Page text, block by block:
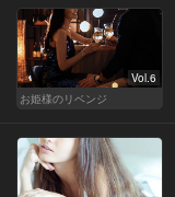
Vol.6
お姫様のリベンジ